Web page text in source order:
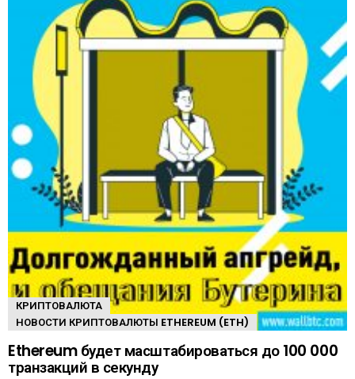
КРИПТОВАЛЮТА
НОВОСТИ КРИПТОВАЛЮТЫ ETHEREUM (ETH)
Ethereum будет масштабироваться до 100 000
транзакций в секунду